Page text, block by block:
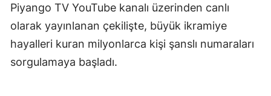
Piyango TV YouTube kanalı üzerinden canlı
olarak yayınlanan çekilişte, büyük ikramiye
hayalleri kuran milyonlarca kişi şanslı numaraları
sorgulamaya başladı.